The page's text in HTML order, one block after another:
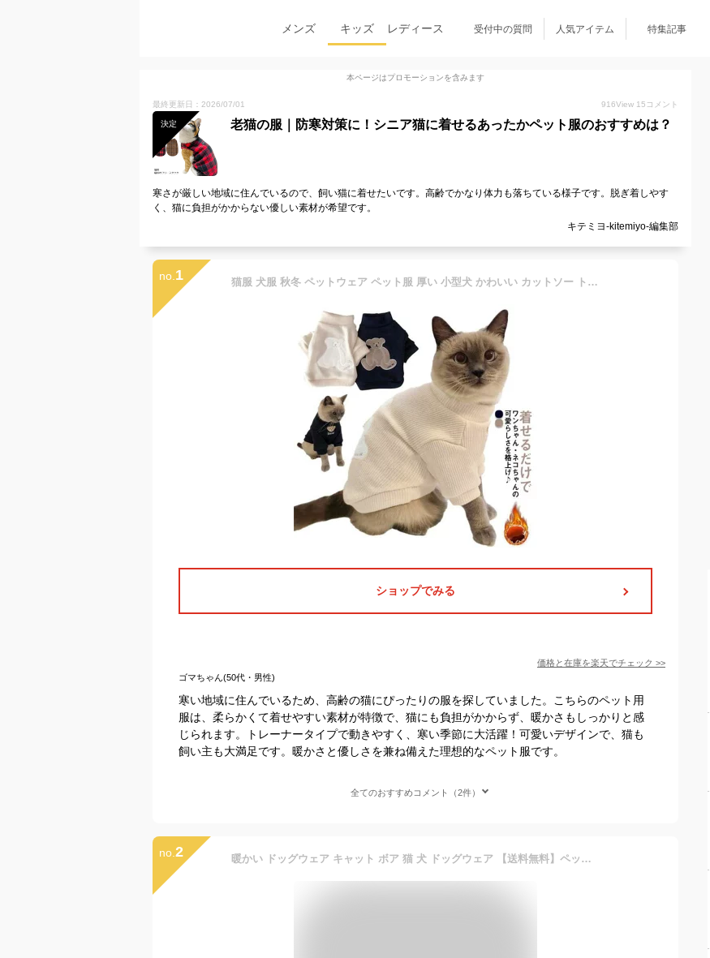
メンズ キッズ レディース 受付中の質問 人気アイテム 特集記事
本ページはプロモーションを含みます
最終更新日：2026/07/01 916View 15 コメント
決定 老猫の服｜防寒対策に！シニア猫に着せるあったかペット服のおすすめは？
寒さが厳しい地域に住んでいるので、飼い猫に着せたいです。高齢でかなり体力も落ちている様子です。脱ぎ着しやす
く、猫に負担がかからない優しい素材が希望です。
キテミヨ-kitemiyo-編集部
no. 1 猫服 犬服 秋冬 ペットウェア ペット服 厚い 小型犬 かわいい カットソー トレーナー 防寒 オシャレ ネコ ねこ あったか キャットウェア ドッグウェア 猫の服 犬の服 Tシャツ 暖かい あたたかい 犬用 猫用 ペット用品 ペットグッズ 送料無料
ショップでみる
価格と在庫を楽天でチェック >>
ゴマちゃん(50代・男性)
寒い地域に住んでいるため、高齢の猫にぴったりの服を探していました。こちらのペット用
服は、柔らかくて着せやすい素材が特徴で、猫にも負担がかからず、暖かさもしっかりと感
じられます。トレーナータイプで動きやすく、寒い季節に大活躍！可愛いデザインで、猫も
飼い主も大満足です。暖かさと優しさを兼ね備えた理想的なペット服です。
全てのおすすめコメント（2件）
no. 2 暖かい ドッグウェア キャット ボア 猫 犬 ドッグウェア 【送料無料】ペット用ウエアー 防寒着 もこもこ 小型犬 ペット服 ベスト 犬の服 いぬ アウター あったか 秋冬 服 可愛い おしゃれ かわいい ペットウェア 散歩 犬用品 猫用品 防寒